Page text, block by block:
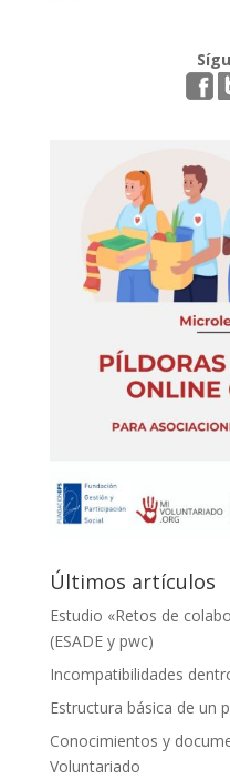
Últimos artículos
Estudio «Retos de
(ESADE y pwc)
Incompatibilidades
Estructura básica de un
Conocimientos y
Voluntariado